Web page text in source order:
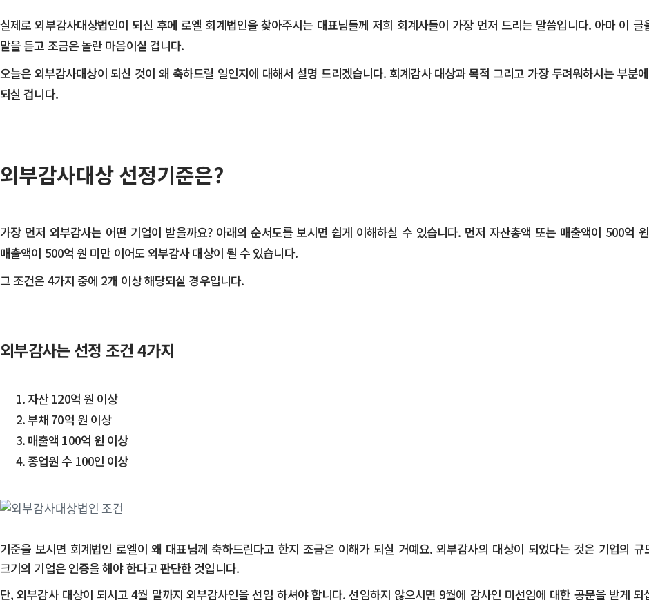
i
g
t
i
k
t
o
c
t
e
t
실제로 외부감사대상법인이 되신 후에 로엘 회계법인을 찾아주시는 대표님들께 저희 회계사들이 가장 먼저 드리는 말씀입니다. 아마 이
말을 듣고 조금은 놀란 마음이실 겁니다.
오늘은 외부감사대상이 되신 것이 왜 축하드릴 일인지에 대해서 설명 드리겠습니다. 회계감사 대상과 목적 그리고 가장 두려워하시는 부분
되실 겁니다.
외부감사대상 선정기준은?
가장 먼저 외부감사는 어떤 기업이 받을까요? 아래의 순서도를 보시면 쉽게 이해하실 수 있습니다. 먼저 자산총액 또는 매출액이 500억
매출액이 500억 원 미만 이어도 외부감사 대상이 될 수 있습니다.
​그 조건은 4가지 중에 2개 이상 해당되실 경우입니다.
외부감사는 선정 조건 4가지
자산 120억 원 이상
부채 70억 원 이상
매출액 100억 원 이상
종업원 수 100인 이상
기준을 보시면 회계법인 로엘이 왜 대표님께 축하드린다고 한지 조금은 이해가 되실 거예요. 외부감사의 대상이 되었다는 것은 기업의
크기의 기업은 인증을 해야 한다고 판단한 것입니다.
단, 외부감사 대상이 되시고 4월 말까지 외부감사인을 선임 하셔야 합니다. 선임하지 않으시면 9월에 감사인 미선임에 대한 공문을 받게